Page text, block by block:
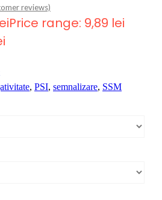
reviews)
Price range: 9,89 lei
, PSI, semnalizare, SSM